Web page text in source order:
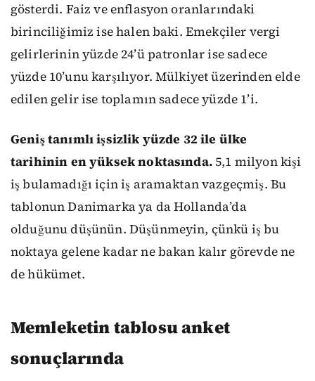
gösterdi. Faiz ve enflasyon oranlarındaki
birinciliğimiz ise halen baki. Emekçiler vergi
gelirlerinin yüzde 24’ü patronlar ise sadece
yüzde 10’unu karşılıyor. Mülkiyet üzerinden elde
edilen gelir ise toplamın sadece yüzde 1’i.
Geniş tanımlı işsizlik yüzde 32 ile ülke
tarihinin en yüksek noktasında.5,1 milyon kişi
iş bulamadığı için iş aramaktan vazgeçmiş. Bu
tablonun Danimarka ya da Hollanda’da
olduğunu düşünün. Düşünmeyin, çünkü iş bu
noktaya gelene kadar ne bakan kalır görevde ne
de hükümet.
Memleketin tablosu anket
sonuçlarında